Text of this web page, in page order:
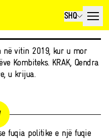
SHQ
në vitin 2019, kur u mor
Kombiteks. KRAK, Qendra
u krijua.
fuqia politike e një fuqie